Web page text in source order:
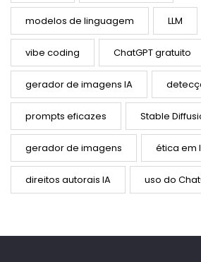
modelos de linguagem LLM
vibe coding ChatGPT gratuito
gerador de imagens IA
prompts eficazes Stable
gerador de imagens ética em
direitos autorais IA uso do